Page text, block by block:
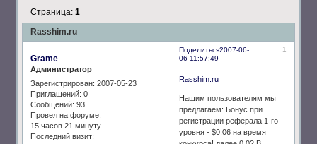
Rasshim.ru
Страница:1
Поделиться 1
2007-06-
06 11:57:49
Grame
Администратор
Зарегистрирован: 2007-05-23
Приглашений: 0
Сообщений: 93
Провел на форуме:
15 часов 21 минуту
Последний визит:
Rasshim.ru
Нашим пользователям мы
предлагаем: Бонус при
регистрации реферала 1-го
уровня - $0.06 на время